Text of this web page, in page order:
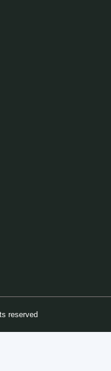
reserved